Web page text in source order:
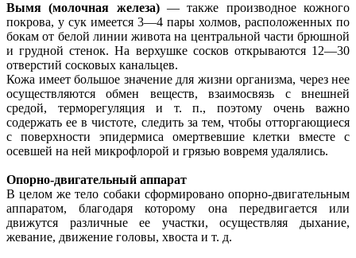
Вымя (молочная железа)— также производное кожного
покрова, у сук имеется 3—4 пары холмов, расположенных по
бокам от белой линии живота на центральной части брюшной
и грудной стенок. На верхушке сосков открываются 12—30
отверстий сосковых канальцев.
Кожа имеет большое значение для жизни организма, через нее
осуществляются обмен веществ, взаимосвязь с внешней
средой, терморегуляция и т. п., поэтому очень важно
содержать ее в чистоте, следить за тем, чтобы отторгающиеся
с поверхности эпидермиса омертвевшие клетки вместе с
осевшей на ней микрофлорой и грязью вовремя удалялись.
Опорно-двигательный аппарат
В целом же тело собаки сформировано опорно-двигательным
аппаратом, благодаря которому она передвигается или
движутся различные ее участки, осуществляя дыхание,
жевание, движение головы, хвоста и т. д.